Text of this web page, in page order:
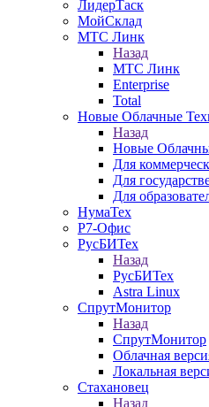
ЛидерТаск
МойСклад
МТС Линк
Назад
МТС Линк
Enterprise
Total
Новые Облачные
Назад
Новые
Для
Для
Для
НумаТех
Р7-Офис
РусБИТех
Назад
РусБИТех
Astra Linux
СпрутМонитор
Назад
СпрутМонитор
Облачная
Локальная
Стахановец
Назад